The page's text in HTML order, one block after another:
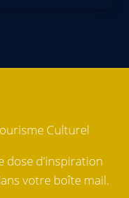
Culturel
dose d'inspiration
votre boîte mail.